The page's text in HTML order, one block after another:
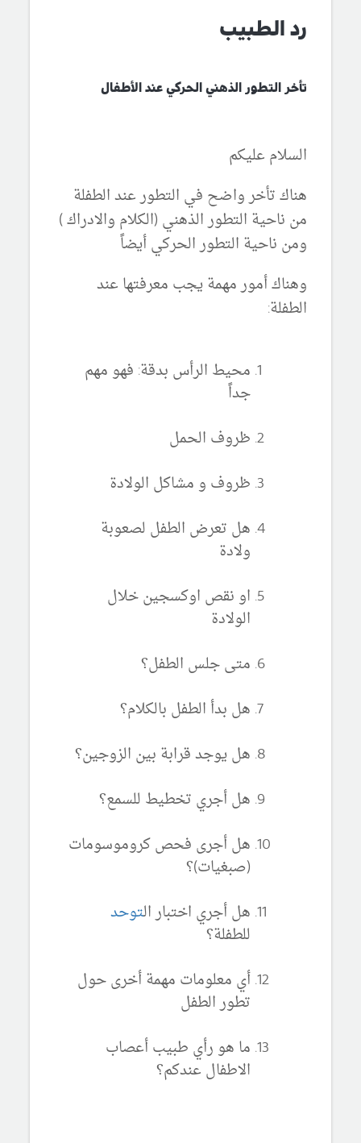
رد الطبيب
تأخر التطور الذهني الحركي عند الأطفال
السلام عليكم
هناك تأخر واضح في التطور عند الطفلة
من ناحية التطور الذهني (الكلام والادراك )
ومن ناحية التطور الحركي أيضاً
وهناك أمور مهمة يجب معرفتها عند
الطفلة:
محيط الرأس بدقة: فهو مهم
جداً
ظروف الحمل
ظروف و مشاكل الولادة
هل تعرض الطفل لصعوبة
ولادة
او نقص اوكسجين خلال
الولادة
متى جلس الطفل؟
هل بدأ الطفل بالكلام؟
هل يوجد قرابة بين الزوجين؟
هل أجري تخطيط للسمع؟
هل أجرى فحص كروموسومات
(صبغيات)؟
هل أجري اختبار التوحد
للطفلة؟
أي معلومات مهمة أخرى حول
تطور الطفل
ما هو رأي طبيب أعصاب
الاطفال عندكم؟